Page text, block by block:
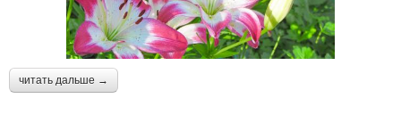
читать дальше →